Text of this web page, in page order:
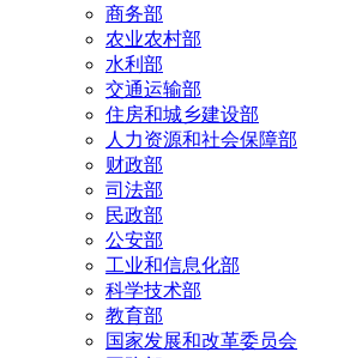
商务部
农业农村部
水利部
交通运输部
住房和城乡建设部
人力资源和社会保障部
财政部
司法部
民政部
公安部
工业和信息化部
科学技术部
教育部
国家发展和改革委员会